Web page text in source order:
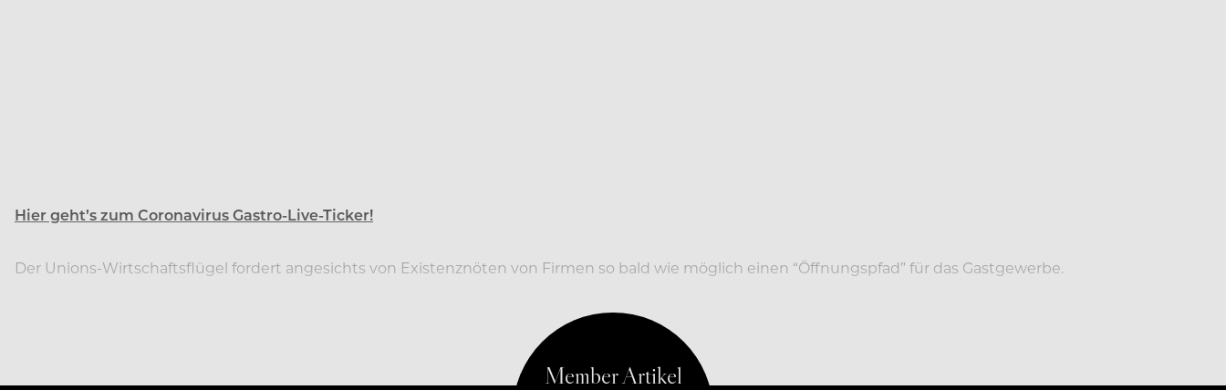
Hier geht’s zum Coronavirus Gastro-Live-Ticker!
Der Unions-Wirtschaftsflügel fordert angesichts von Existenznöten von Firmen so bald wie möglich einen “Öffnungspfad” für das Gastgewerbe.
KRITERIEN FÜR ÖFFNUNG DER GASTRONOMIE